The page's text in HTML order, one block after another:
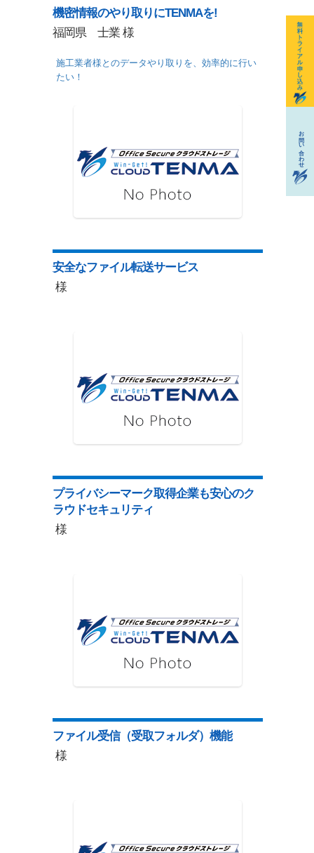
機密情報のやり取りにTENMAを!
福岡県 士業 様
施工業者様とのデータやり取りを、効率的に行い
たい！
安全なファイル転送サービス
様
プライバシーマーク取得企業も安心のク
ラウドセキュリティ
様
ファイル受信（受取フォルダ）機能
様